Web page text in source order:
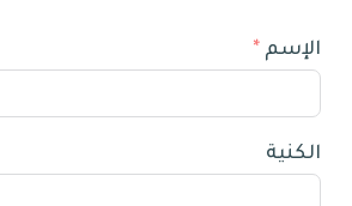
الإسم
الكنية